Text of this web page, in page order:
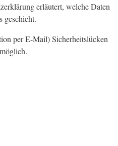
erläutert, welche Daten
geschieht.
per E-Mail) Sicherheitslücken